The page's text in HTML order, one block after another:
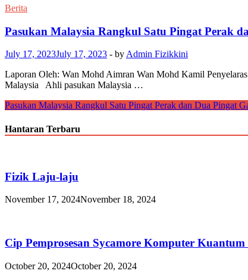
Berita
Pasukan Malaysia Rangkul Satu Pingat Perak
July 17, 2023July 17, 2023 - by Admin Fizikkini
Laporan Oleh: Wan Mohd Aimran Wan Mohd Kamil
Malaysia Ahli pasukan Malaysia …
Pasukan Malaysia Rangkul Satu Pingat Perak dan Dua Pingat
Hantaran Terbaru
Fizik Laju-laju
November 17, 2024November 18, 2024
Cip Pemprosesan Sycamore Komputer
October 20, 2024October 20, 2024